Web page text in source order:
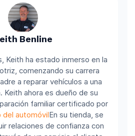
Benline
Keith ha estado inmerso en la
comenzando su carrera
a reparar vehículos a una
Keith ahora es dueño de su
familiar certificado por
del automóvilEn su tienda, se
relaciones de confianza con